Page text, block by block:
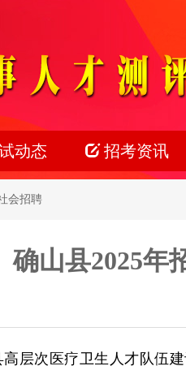
动态
动态
打印
公示
指南
招考资讯
教师系统
社会招聘
校园招聘
会招聘
确山县2025年
层次医疗卫生人才队伍